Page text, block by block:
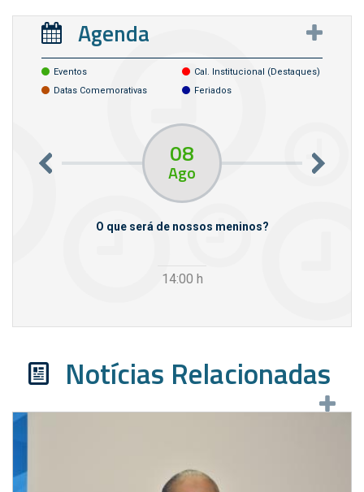
Agenda
Eventos
Cal. Institucional (destaques)
Datas Comemorativas
Feriados
08
Ago
O que será de nossos meninos?
14:00 h
Notícias Relacionadas